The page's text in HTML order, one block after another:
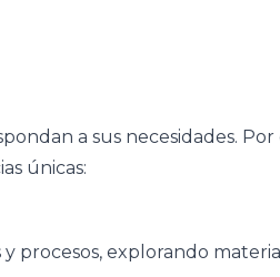
a sus necesidades. Por
únicas:
procesos, explorando